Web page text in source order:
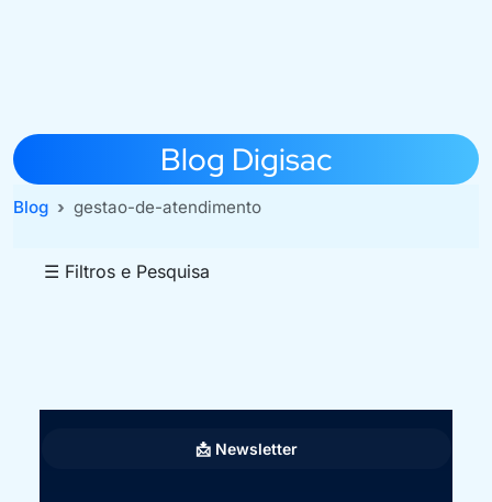
Blog Digisac
Blog gestao-de-atendimento
☰ Filtros e Pesquisa
📩 Newsletter